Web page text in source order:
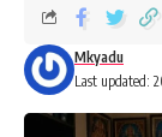
Last updated:
Mkyadu